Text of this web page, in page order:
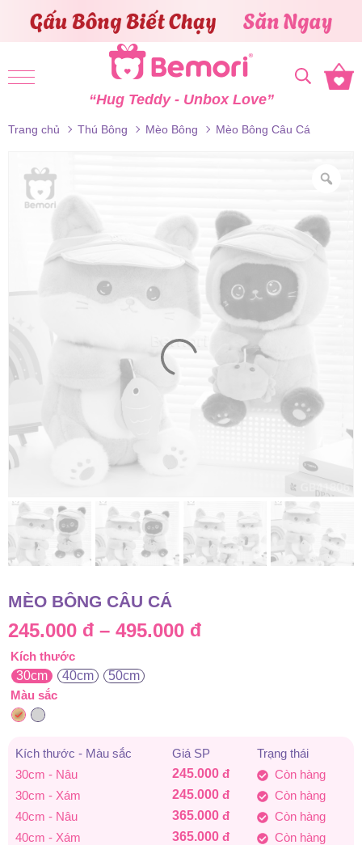
Skip to content
“Hug Teddy - Unbox Love”
Trang chủ Thú Bông Mèo Bông Mèo Bông Câu Cá
MÈO BÔNG CÂU CÁ
245.000 đ – 495.000 đKhoảng
đến
495.000 đ
Kích thước
30cm
40cm
50cm
Màu sắc
Kích thước - Màu sắc Giá SP
Trạng thái
30cm - Nâu
245.000 đ
Còn hàng
30cm - Xám
245.000 đ
Còn hàng
40cm - Nâu
365.000 đ
Còn hàng
40cm - Xám
365.000 đ
Còn hàng